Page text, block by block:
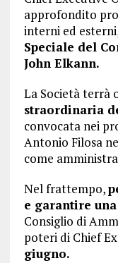
approfondito
interni ed
Speciale del
John Elkann.
La Società terrà
straordinaria
convocata nei
Antonio Filosa
come
Nel frattempo,
e garantire
Consiglio di
poteri di Chief
giugno.